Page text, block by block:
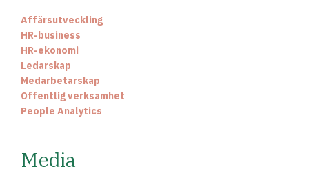
Affärsutveckling
HR-business
HR-ekonomi
Ledarskap
Medarbetarskap
Offentlig verksamhet
People Analytics
Media